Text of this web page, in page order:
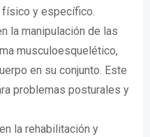
físico y específico.
la manipulación de las
musculoesquelético,
en su conjunto. Este
problemas posturales y
la rehabilitación y